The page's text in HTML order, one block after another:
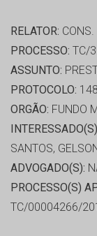
RELATOR:
PROCESSO: TC/
ASSUNTO:
PROTOCOLO:
ORGÃO: FUNDO
SANTOS,
ADVOGADO(S):
PROCESSO(S)
TC/00004266/